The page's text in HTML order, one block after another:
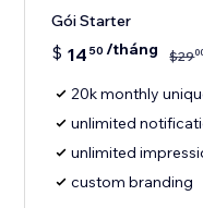
Gói Starter
$ 14 50 /tháng $29
20k monthly
unlimited
unlimited
custom branding